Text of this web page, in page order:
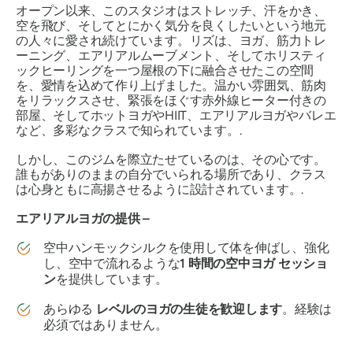
オープン以来、このスタジオはストレッチ、汗をかき、
空を飛び、そしてとにかく気分を良くしたいという地元
の人々に愛され続けています。リズは、ヨガ、筋力トレ
ーニング、エアリアルムーブメント、そしてホリスティ
ックヒーリングを一つ屋根の下に融合させたこの空間
を、愛情を込めて作り上げました。温かい雰囲気、筋肉
をリラックスさせ、緊張をほぐす赤外線ヒーター付きの
部屋、そしてホットヨガやHIIT、エアリアルヨガやバレエ
など、多彩なクラスで知られています。.
しかし、このジムを際立たせているのは、その心です。
誰もがありのままの自分でいられる場所であり、クラス
は心身ともに高揚させるように設計されています。.
エアリアルヨガの提供 –
空中ハンモックシルクを使用して体を伸ばし、強化
し、空中で流れるような1 時間の空中ヨガ セッショ
ンを提供しています。
あらゆる レベルのヨガの生徒を歓迎します。経験は
必須ではありません。